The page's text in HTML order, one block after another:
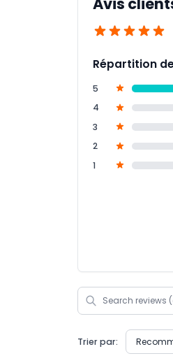
Avis
Répartition
5
4
3
2
1
Trier par: